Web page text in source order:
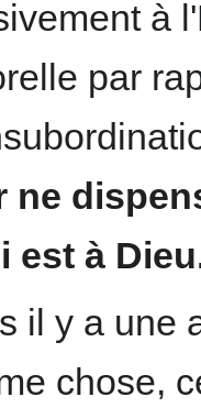
à
par
ne
est à
il y a une
chose,